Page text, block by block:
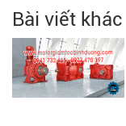
Bài viết khác